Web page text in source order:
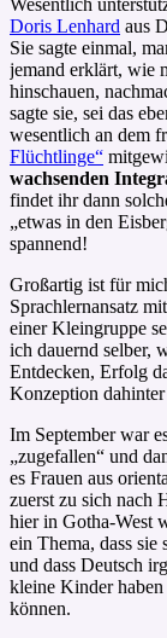
Wesentlich
Doris Lenhard aus
Sie sagte einmal,
jemand erklärt, wie
hinschauen,
sagte sie, sei das
wesentlich an dem
Flüchtlinge“
wachsenden
findet ihr dann
„etwas in den
spannend!
Großartig ist für
Sprachlernansatz
einer Kleingruppe
ich dauernd selber,
Entdecken, Erfolg
Konzeption
Im September war
„zugefallen“ und
es Frauen aus
zuerst zu sich nach
hier in Gotha-West
ein Thema, dass sie
und dass Deutsch
kleine Kinder
können.